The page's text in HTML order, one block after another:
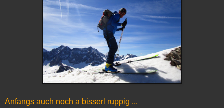
Anfangs auch noch a bisserl ruppig ...